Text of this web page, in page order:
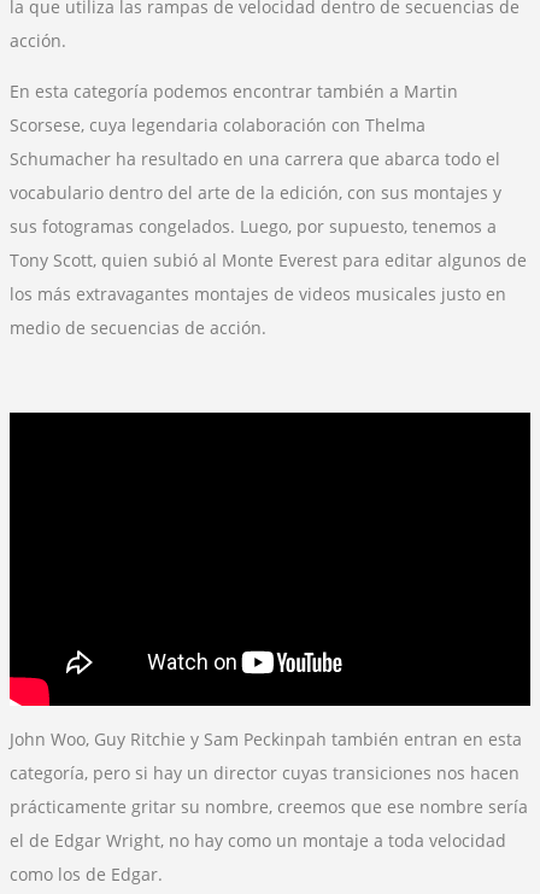
la que utiliza las rampas de velocidad dentro de secuencias de
acción.
En esta categoría podemos encontrar también a Martin
Scorsese, cuya legendaria colaboración con Thelma
Schumacher ha resultado en una carrera que abarca todo el
vocabulario dentro del arte de la edición, con sus montajes y
sus fotogramas congelados. Luego, por supuesto, tenemos a
Tony Scott, quien subió al Monte Everest para editar algunos de
los más extravagantes montajes de videos musicales justo en
medio de secuencias de acción.
John Woo, Guy Ritchie y Sam Peckinpah también entran en esta
categoría, pero si hay un director cuyas transiciones nos hacen
prácticamente gritar su nombre, creemos que ese nombre sería
el de Edgar Wright, no hay como un montaje a toda velocidad
como los de Edgar.